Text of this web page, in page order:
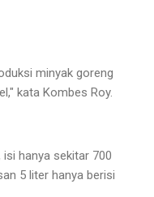
minyak goreng
kata Kombes Roy.
hanya sekitar 700
5 liter hanya berisi